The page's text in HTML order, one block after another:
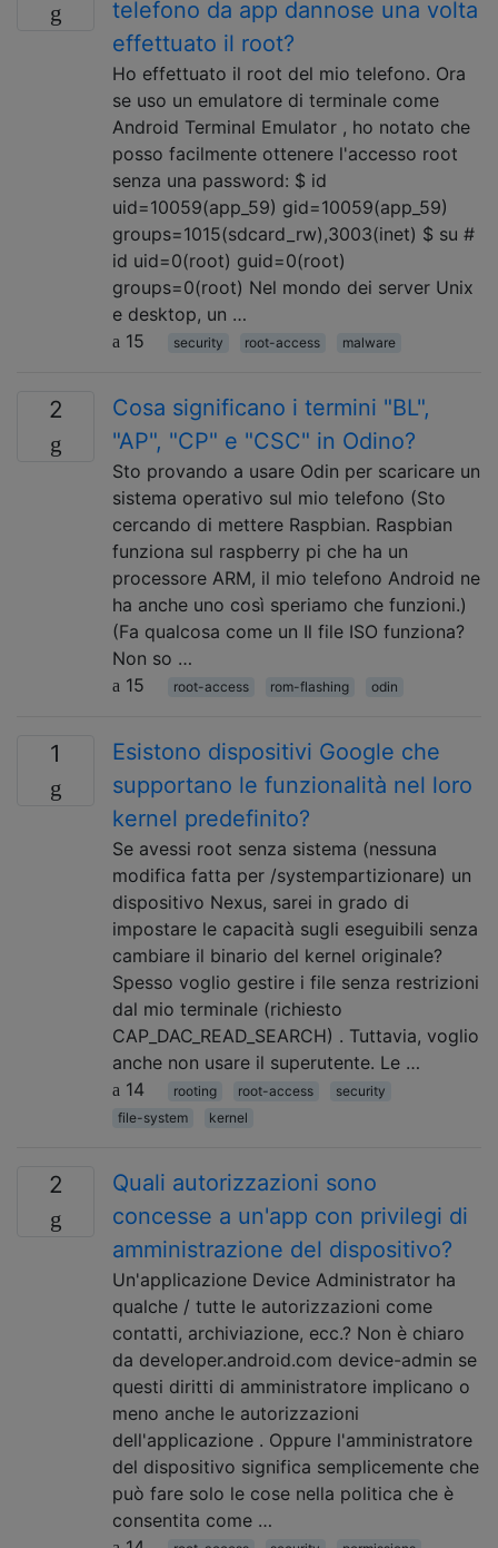
telefono da app dannose una volta
effettuato il root?
Ho effettuato il root del mio telefono. Ora
se uso un emulatore di terminale come
Android Terminal Emulator , ho notato che
posso facilmente ottenere l'accesso root
senza una password: $ id
uid=10059(app_59) gid=10059(app_59)
groups=1015(sdcard_rw),3003(inet) $ su #
id uid=0(root) guid=0(root)
groups=0(root) Nel mondo dei server Unix
e desktop, un …
15
security root-access malware
2
Cosa significano i termini "BL",
"AP", "CP" e "CSC" in Odino?
Sto provando a usare Odin per scaricare un
sistema operativo sul mio telefono (Sto
cercando di mettere Raspbian. Raspbian
funziona sul raspberry pi che ha un
processore ARM, il mio telefono Android ne
ha anche uno così speriamo che funzioni.)
(Fa qualcosa come un Il file ISO funziona?
Non so …
15
root-access rom-flashing odin
1
Esistono dispositivi Google che
supportano le funzionalità nel loro
kernel predefinito?
Se avessi root senza sistema (nessuna
modifica fatta per /systempartizionare) un
dispositivo Nexus, sarei in grado di
impostare le capacità sugli eseguibili senza
cambiare il binario del kernel originale?
Spesso voglio gestire i file senza restrizioni
dal mio terminale (richiesto
CAP_DAC_READ_SEARCH) . Tuttavia, voglio
anche non usare il superutente. Le …
14
rooting root-access
security
file-system
kernel
2
Quali autorizzazioni sono
concesse a un'app con privilegi di
amministrazione del dispositivo?
Un'applicazione Device Administrator ha
qualche / tutte le autorizzazioni come
contatti, archiviazione, ecc.? Non è chiaro
da developer.android.com device-admin se
questi diritti di amministratore implicano o
meno anche le autorizzazioni
dell'applicazione . Oppure l'amministratore
del dispositivo significa semplicemente che
può fare solo le cose nella politica che è
consentita come …